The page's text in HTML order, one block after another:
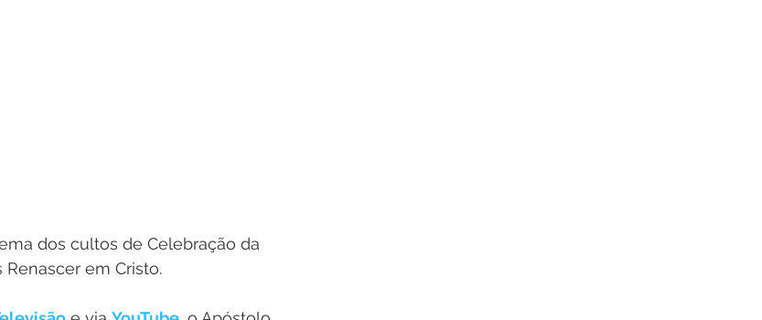
dos cultos de Celebração da
em Cristo.